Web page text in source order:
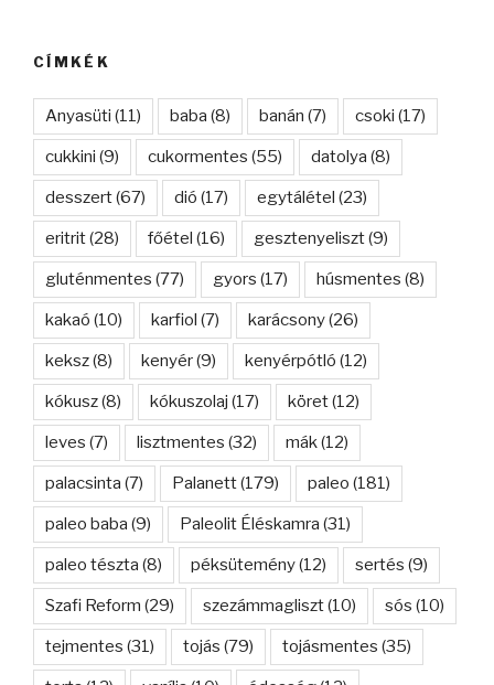
CÍMKÉK
Anyasüti (11) baba (8) banán (7) csoki (17)
cukkini (9) cukormentes (55) datolya (8)
desszert(67) dió (17) egytálétel (23)
eritrit(28) főétel (16) gesztenyeliszt(9)
gluténmentes (77) gyors (17) húsmentes (8)
kakaó (10) karfiol (7) karácsony(26)
keksz(8) kenyér(9) kenyérpótló (12)
kókusz(8) kókuszolaj (17) köret(12)
leves (7) lisztmentes (32) mák(12)
palacsinta (7) Palanett(179) paleo (181)
paleo baba (9) Paleolit Éléskamra (31)
paleo tészta (8) péksütemény(12) sertés (9)
Szafi Reform (29) szezámmagliszt(10) sós (10)
tejmentes (31) tojás (79) tojásmentes (35)